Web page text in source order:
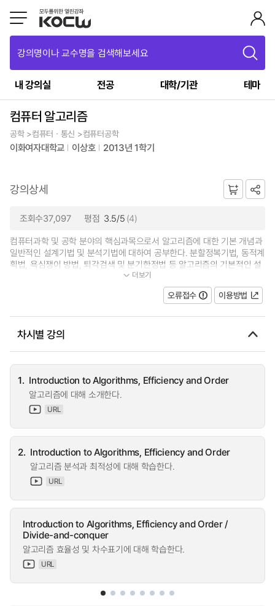
강의명이나 교수명을 검색해보세요
내 강의실 전공 대학/기관 테마
컴퓨터 알고리즘
공학 >컴퓨터ㆍ통신 >컴퓨터공학
이화여자대학교 이상호 2013년 1학기
강의상세
조회수37,097 평점 3.5/5 (4)
컴퓨터과학 및 공학 분야의 핵심과목으로서 알고리즘에 대한 기본 개념과
일반적인 설계기법 및 분석기법에 대하여 공부한다. 분할정복기법, 동적계
획법, 욕심쟁이 방법, 퇴각검색 및 분기한정법 등 알고리즘의 기본적인 설
더보기
오류접수 이용방법
차시별 강의
1. Introduction to Algorithms, Efficiency and Order
알고리즘에 대해 소개한다.
URL
2. Introduction to Algorithms, Efficiency and Order
알고리즘 분석과 최적성에 대해 학습한다.
URL
Introduction to Algorithms, Efficiency and Order /
Divide-and-conquer
알고리즘 효율성 및 차수표기에 대해 학습한다.
URL